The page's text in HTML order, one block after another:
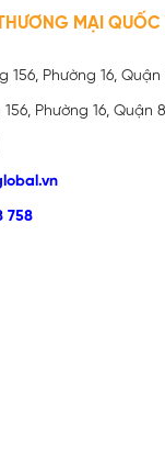
MẠI QUỐC
Phường 16, Quận
Phường 16, Quận
758